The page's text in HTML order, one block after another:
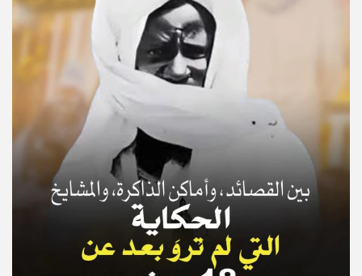
© Copyright 2025, APS